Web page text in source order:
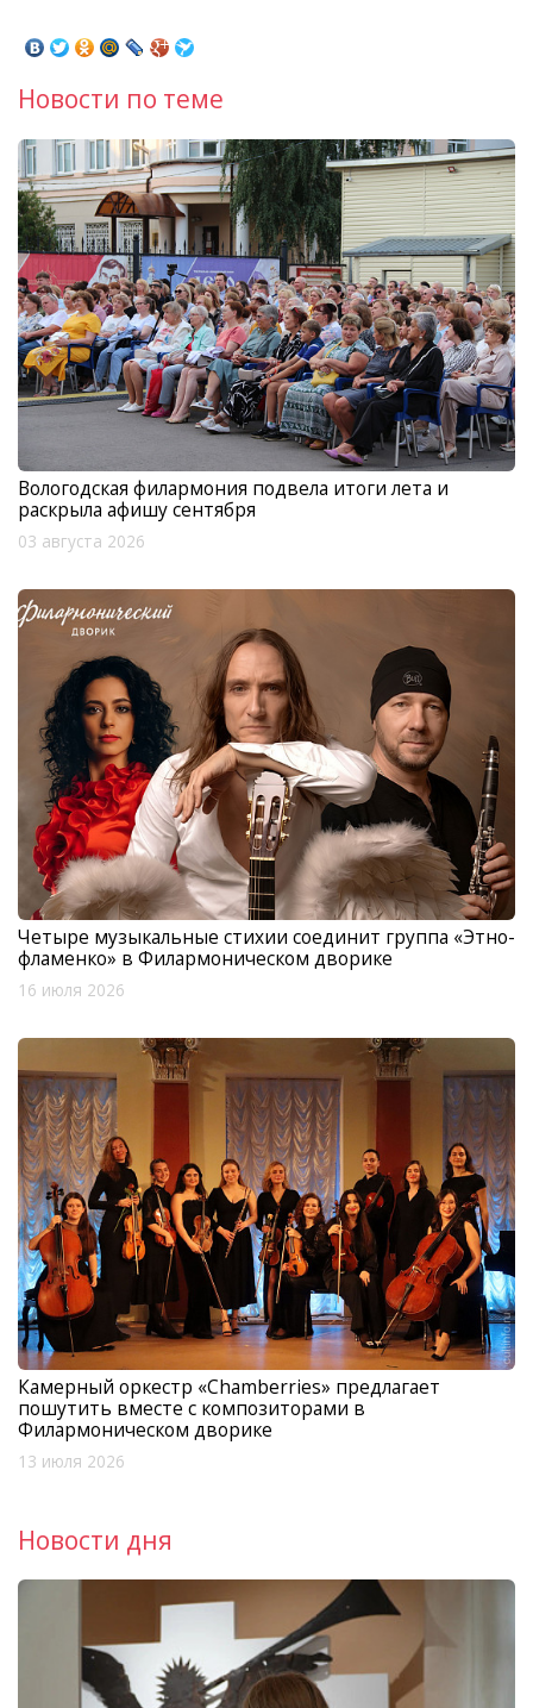
Новости по теме
Вологодская филармония подвела итоги лета и
раскрыла афишу сентября
03 августа 2026
Четыре музыкальные стихии соединит группа «Этно-
фламенко» в Филармоническом дворике
16 июля 2026
Камерный оркестр «Chamberries» предлагает
пошутить вместе с композиторами в
Филармоническом дворике
13 июля 2026
Новости дня